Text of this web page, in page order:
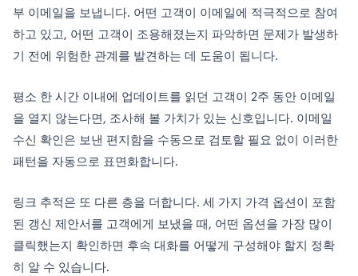
부 이메일을 보냅니다. 어떤 고객이 이메일에 적극적으로 참여
하고 있고, 어떤 고객이 조용해졌는지 파악하면 문제가 발생하
기 전에 위험한 관계를 발견하는 데 도움이 됩니다.
평소 한 시간 이내에 업데이트를 읽던 고객이 2주 동안 이메일
을 열지 않는다면, 조사해 볼 가치가 있는 신호입니다. 이메일
수신 확인은 보낸 편지함을 수동으로 검토할 필요 없이 이러한
패턴을 자동으로 표면화합니다.
링크 추적은 또 다른 층을 더합니다. 세 가지 가격 옵션이 포함
된 갱신 제안서를 고객에게 보냈을 때, 어떤 옵션을 가장 많이
클릭했는지 확인하면 후속 대화를 어떻게 구성해야 할지 정확
히 알 수 있습니다.